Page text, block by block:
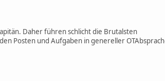
Daher führen schlicht die Brutalsten
Posten und Aufgaben in genereller